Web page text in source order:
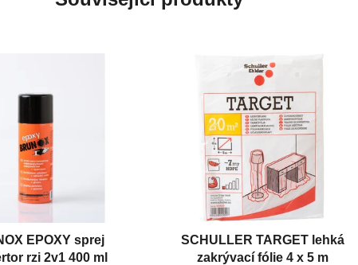
EPOXY sprej
rzi 2v1 400 ml
SCHULLER TARGET lehká
zakrývací fólie 4 x 5 m